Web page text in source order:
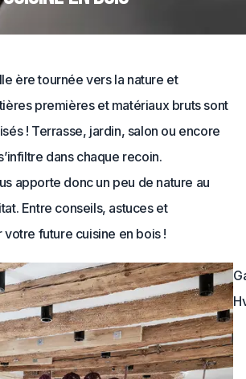
ère tournée vers la nature et
premières et matériaux bruts sont
! Terrasse, jardin, salon ou encore
dans chaque recoin.
apporte donc un peu de nature au
Entre conseils, astuces et
future cuisine en bois !